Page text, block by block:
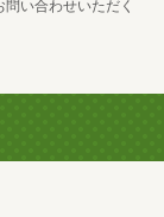
い合わせいただく